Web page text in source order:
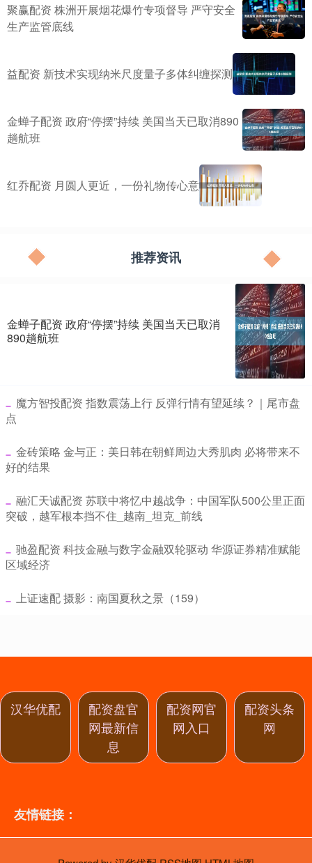
聚赢配资 株洲开展烟花爆竹专项督导 严守安全
生产监管底线
益配资 新技术实现纳米尺度量子多体纠缠探测
金蝉子配资 政府“停摆”持续 美国当天已取消890
趟航班
红乔配资 月圆人更近，一份礼物传心意
推荐资讯
金蝉子配资 政府“停摆”持续 美国当天已取消
890趟航班
​魔方智投配资 指数震荡上行 反弹行情有望延续？｜尾市盘
点
​金砖策略 金与正：美日韩在朝鲜周边大秀肌肉 必将带来不
好的结果
​融汇天诚配资 苏联中将忆中越战争：中国军队500公里正面
突破，越军根本挡不住_越南_坦克_前线
​驰盈配资 科技金融与数字金融双轮驱动 华源证券精准赋能
区域经济
​上证速配 摄影：南国夏秋之景（159）
汉华优配
配资盘官
网最新信
息
配资网官
网入口
配资头条
网
友情链接：